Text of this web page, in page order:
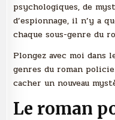
psychologiques, de
d’espionnage, il n’y a
chaque sous-genre du
Plongez avec moi dans
genres du roman
cacher un nouveau
Le roman